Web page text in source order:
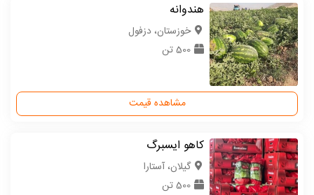
هندوانه
خوزستان، دزفول
500 تن
مشاهده قیمت
کاهو ایسبرگ
گیلان، آستارا
500 تن